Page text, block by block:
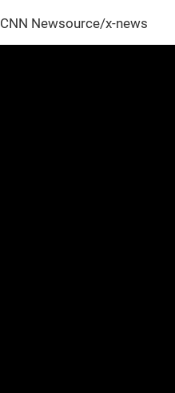
CNN Newsource/x-news